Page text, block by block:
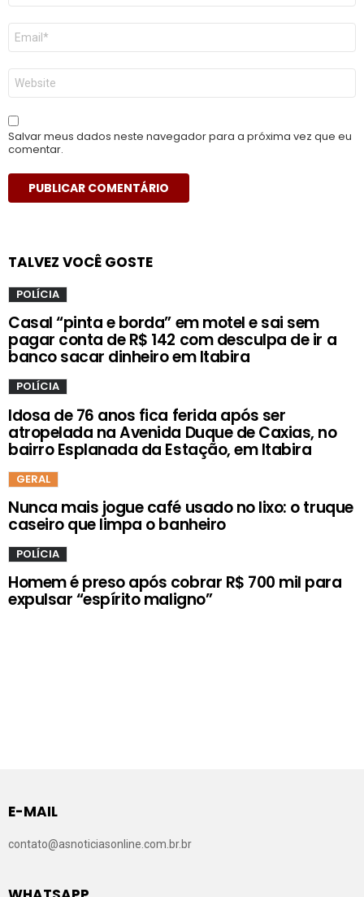
E-
mail
*
Site
Salvar meus dados neste navegador para a próxima vez que eu
comentar.
TALVEZ VOCÊ GOSTE
POLÍCIA
Casal “pinta e borda” em motel e sai sem
pagar conta de R$ 142 com desculpa de ir a
banco sacar dinheiro em Itabira
POLÍCIA
Idosa de 76 anos fica ferida após ser
atropelada na Avenida Duque de Caxias, no
bairro Esplanada da Estação, em Itabira
GERAL
Nunca mais jogue café usado no lixo: o truque
caseiro que limpa o banheiro
POLÍCIA
Homem é preso após cobrar R$ 700 mil para
expulsar “espírito maligno”
E-MAIL
contato@asnoticiasonline.com.br.br